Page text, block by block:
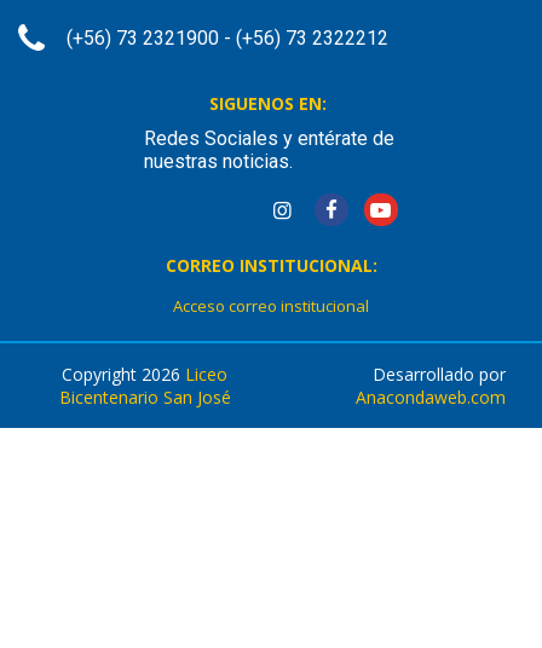
(+56) 73 2321900 - (+56) 73 2322212
SIGUENOS EN:
Redes Sociales y entérate de
nuestras noticias.
CORREO INSTITUCIONAL:
Acceso correo institucional
Copyright 2026 Liceo
Bicentenario San José
Desarrollado por
Anacondaweb.com